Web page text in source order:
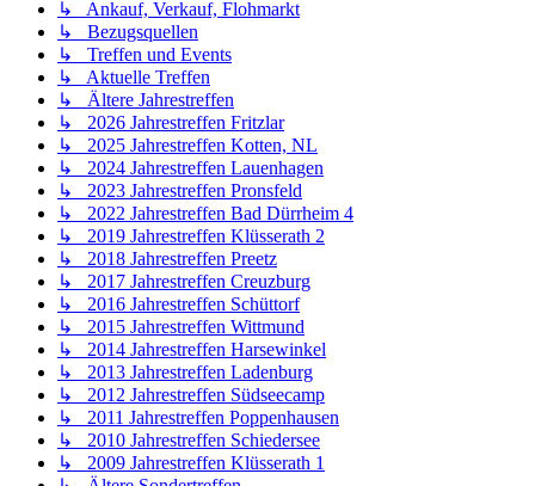
↳ Ankauf, Verkauf, Flohmarkt
↳ Bezugsquellen
↳ Treffen und Events
↳ Aktuelle Treffen
↳ Ältere Jahrestreffen
↳ 2026 Jahrestreffen Fritzlar
↳ 2025 Jahrestreffen Kotten, NL
↳ 2024 Jahrestreffen Lauenhagen
↳ 2023 Jahrestreffen Pronsfeld
↳ 2022 Jahrestreffen Bad Dürrheim 4
↳ 2019 Jahrestreffen Klüsserath 2
↳ 2018 Jahrestreffen Preetz
↳ 2017 Jahrestreffen Creuzburg
↳ 2016 Jahrestreffen Schüttorf
↳ 2015 Jahrestreffen Wittmund
↳ 2014 Jahrestreffen Harsewinkel
↳ 2013 Jahrestreffen Ladenburg
↳ 2012 Jahrestreffen Südseecamp
↳ 2011 Jahrestreffen Poppenhausen
↳ 2010 Jahrestreffen Schiedersee
↳ 2009 Jahrestreffen Klüsserath 1